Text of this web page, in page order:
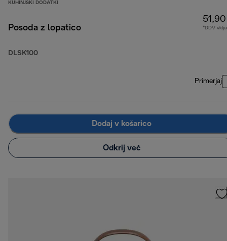
KUHINJSKI DODATKI
Posoda z lopatico
DLSK100
*DDV
Primerjaj
Dodaj v košarico
Odkrij več